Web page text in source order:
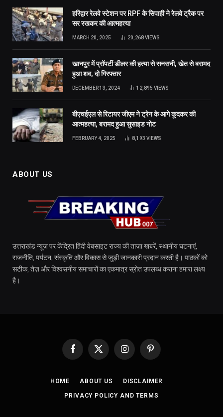
हरिद्वार रेलवे स्टेशन पर RPF के सिपाही ने रेलवे ट्रैक पर
सर रखकर की आत्महत्या
MARCH 20, 2025 20,268VIEWS
खानपुर में प्रॉपर्टी डीलर की हत्या से सनसनी, खेत से बरामद
हुआ शव, दो गिरफ्तार
DECEMBER 13, 2024 12,895 VIEWS
बीएचईएल से रिटायर जीएम ने ट्रेन के आगे कूदकर की
आत्महत्या, बरामद हुआ सुसाइड नोट
FEBRUARY 4, 2025 8,193 VIEWS
ABOUT US
उत्तराखंड न्यूज़ पर केंद्रित हिंदी वेबसाइट राज्य की ताज़ा खबरें, स्थानीय घटनाएं,
राजनीति, पर्यटन, संस्कृति और विकास से जुड़ी जानकारी प्रदान करती है। पाठकों को
सटीक, तेज़ और विश्वसनीय समाचारों का एकमात्र स्रोत उपलब्ध कराना हमारा लक्ष्य
है।
Facebook
X
InstagramPinterest
HOME ABOUT US DISCLAIMER
PRIVACY POLICY AND TERMS